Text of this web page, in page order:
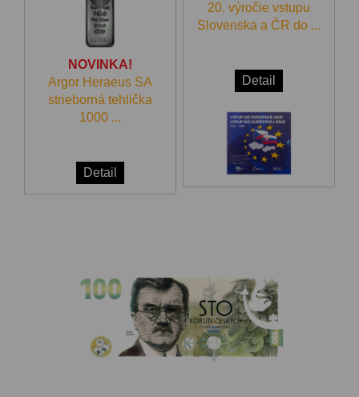
NOVINKA!
Argor Heraeus SA
strieborná tehlička
1000 ...
Detail
20. výročie vstupu
Slovenska a ČR do ...
Detail